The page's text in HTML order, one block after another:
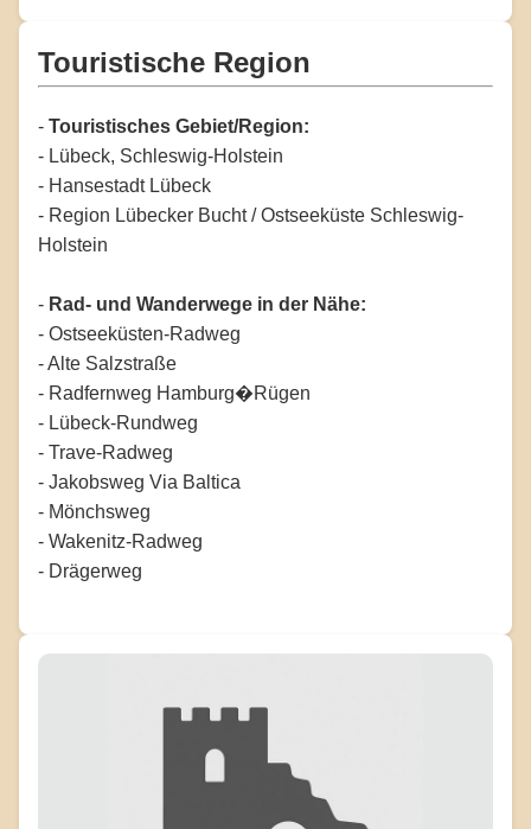
Touristische Region
- Touristisches Gebiet/Region:
- Lübeck, Schleswig-Holstein
- Hansestadt Lübeck
- Region Lübecker Bucht / Ostseeküste Schleswig-
Holstein
- Rad- und Wanderwege in der Nähe:
- Ostseeküsten-Radweg
- Alte Salzstraße
- Radfernweg Hamburg�Rügen
- Lübeck-Rundweg
- Trave-Radweg
- Jakobsweg Via Baltica
- Mönchsweg
- Wakenitz-Radweg
- Drägerweg